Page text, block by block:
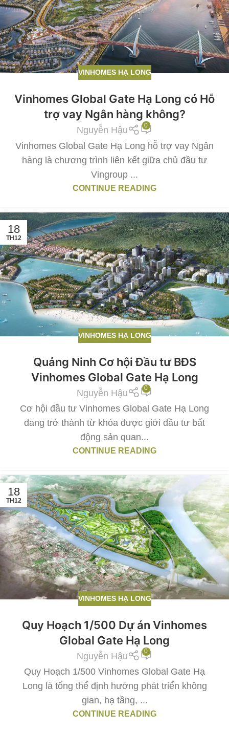
VINHOMES HẠ LONG
Vinhomes Global Gate Hạ Long có Hỗ
trợ vay Ngân hàng không?
Nguyễn Hậu 0
Vinhomes Global Gate Hạ Long hỗ trợ vay Ngân
hàng là chương trình liên kết giữa chủ đầu tư
Vingroup ...
CONTINUE READING
18
TH12
VINHOMES HẠ LONG
Quảng Ninh Cơ hội Đầu tư BĐS
Vinhomes Global Gate Hạ Long
Nguyễn Hậu 0
Cơ hội đầu tư Vinhomes Global Gate Hạ Long
đang trở thành từ khóa được giới đầu tư bất
động sản quan...
CONTINUE READING
18
TH12
VINHOMES HẠ LONG
Quy Hoạch 1/500 Dự án Vinhomes
Global Gate Hạ Long
Nguyễn Hậu 0
Quy Hoạch 1/500 Vinhomes Global Gate Hạ
Long là tổng thể định hướng phát triển không
gian, hạ tầng, ...
CONTINUE READING